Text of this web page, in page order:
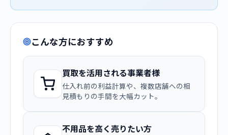
こんな方におすすめ
買取を活用される事業者様
仕入れ前の利益計算や、複数店舗への相
見積もりの手間を大幅カット。
不用品を高く売りたい方